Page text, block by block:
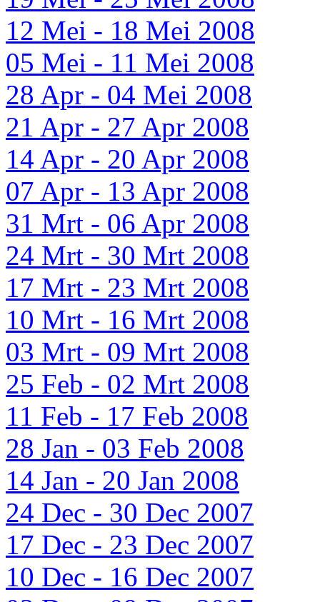
12 Mei - 18 Mei 2008
05 Mei - 11 Mei 2008
28 Apr - 04 Mei 2008
21 Apr - 27 Apr 2008
14 Apr - 20 Apr 2008
07 Apr - 13 Apr 2008
31 Mrt - 06 Apr 2008
24 Mrt - 30 Mrt 2008
17 Mrt - 23 Mrt 2008
10 Mrt - 16 Mrt 2008
03 Mrt - 09 Mrt 2008
25 Feb - 02 Mrt 2008
11 Feb - 17 Feb 2008
28 Jan - 03 Feb 2008
14 Jan - 20 Jan 2008
24 Dec - 30 Dec 2007
17 Dec - 23 Dec 2007
10 Dec - 16 Dec 2007